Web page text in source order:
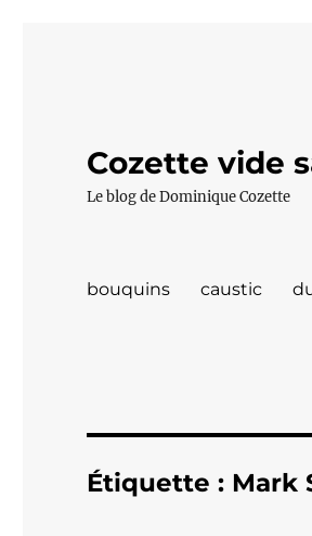
Cozette vide
Le blog de Dominique Cozette
bouquins caustic
Étiquette : Mark